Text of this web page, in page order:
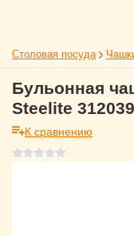
Столовая посуда
Бульонная
Steelite
К сравнению